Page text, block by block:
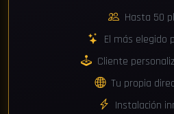
Hasta 50
El más elegido
Cliente
Tu propia
Instalación